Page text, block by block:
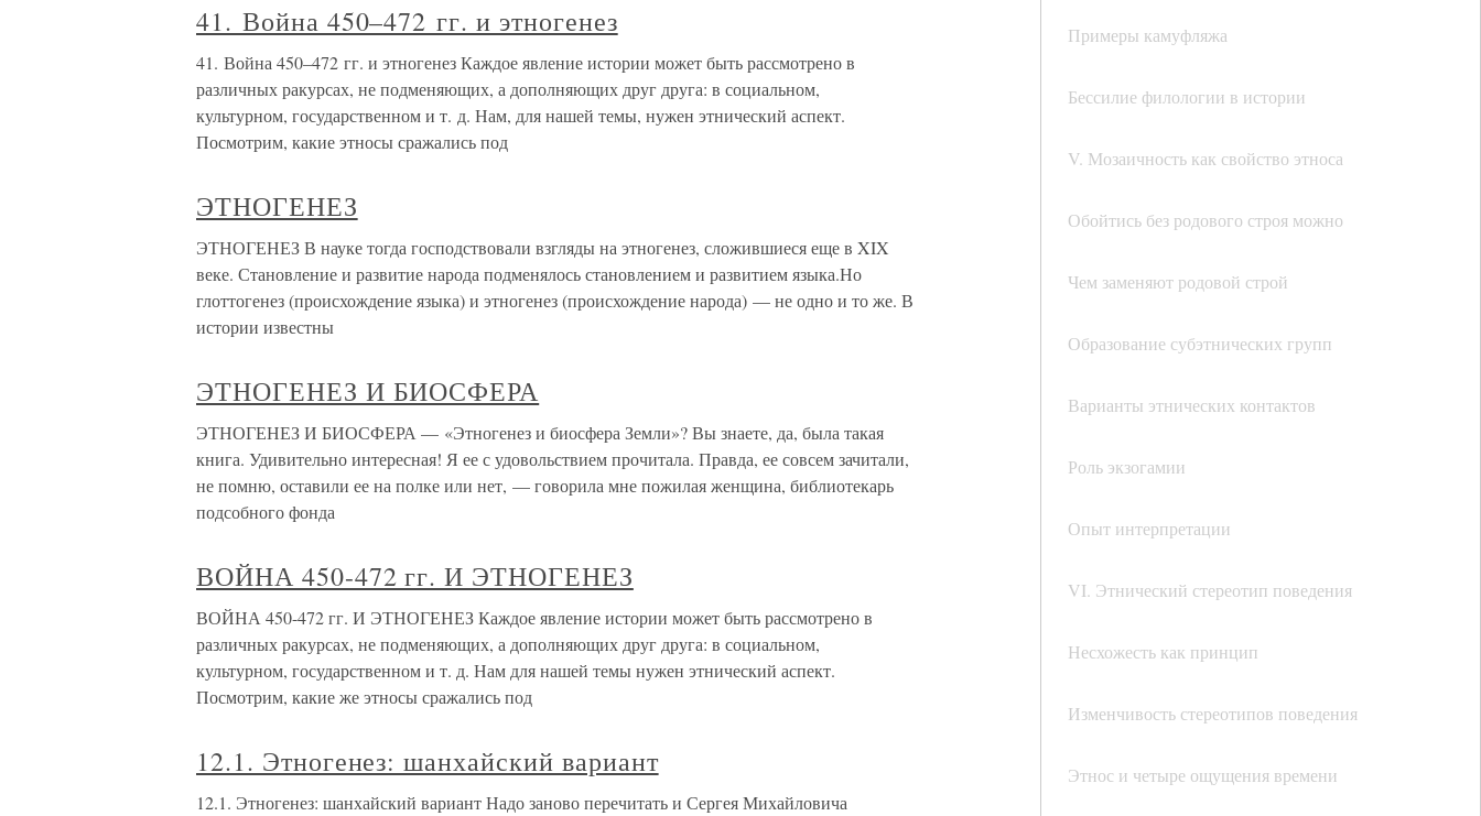
Примеры камуфляжа
Бессилие филологии в истории
V. Мозаичность как свойство этноса
Обойтись без родового строя можно
Чем заменяют родовой строй
Образование субэтнических групп
Варианты этнических контактов
Роль экзогамии
Опыт интерпретации
VI. Этнический стереотип поведения
Несхожесть как принцип
Изменчивость стереотипов поведения
Этнос и четыре ощущения времени
41. Война 450–472 гг. и этногенез
41. Война 450–472 гг. и этногенез Каждое явление истории может быть рассмотрено в
различных ракурсах, не подменяющих, а дополняющих друг друга: в социальном,
культурном, государственном и т. д. Нам, для нашей темы, нужен этнический аспект.
Посмотрим, какие этносы сражались под
ЭТНОГЕНЕЗ
ЭТНОГЕНЕЗ В науке тогда господствовали взгляды на этногенез, сложившиеся еще в XIX
веке. Становление и развитие народа подменялось становлением и развитием языка.Но
глоттогенез (происхождение языка) и этногенез (происхождение народа) — не одно и то же. В
истории известны
ЭТНОГЕНЕЗ И БИОСФЕРА
ЭТНОГЕНЕЗ И БИОСФЕРА — «Этногенез и биосфера Земли»? Вы знаете, да, была такая
книга. Удивительно интересная! Я ее с удовольствием прочитала. Правда, ее совсем зачитали,
не помню, оставили ее на полке или нет, — говорила мне пожилая женщина, библиотекарь
подсобного фонда
ВОЙНА 450-472 гг. И ЭТНОГЕНЕЗ
ВОЙНА 450-472 гг. И ЭТНОГЕНЕЗ Каждое явление истории может быть рассмотрено в
различных ракурсах, не подменяющих, а дополняющих друг друга: в социальном,
культурном, государственном и т. д. Нам для нашей темы нужен этнический аспект.
Посмотрим, какие же этносы сражались под
12.1. Этногенез: шанхайский вариант
12.1. Этногенез: шанхайский вариант Надо заново перечитать и Сергея Михайловича